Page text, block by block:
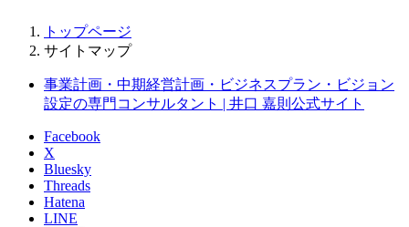
トップページ
サイトマップ
事業計画・中期経営計画・ビジネスプラン・ビジョン
設定の専門コンサルタント | 井口 嘉則公式サイト
Facebook
X
Bluesky
Threads
Hatena
LINE